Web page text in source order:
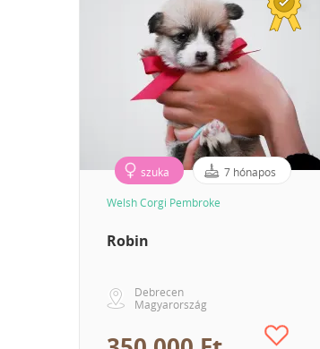
szuka 7 hónapos
Welsh Corgi Pembroke
Robin
Debrecen
Magyarország